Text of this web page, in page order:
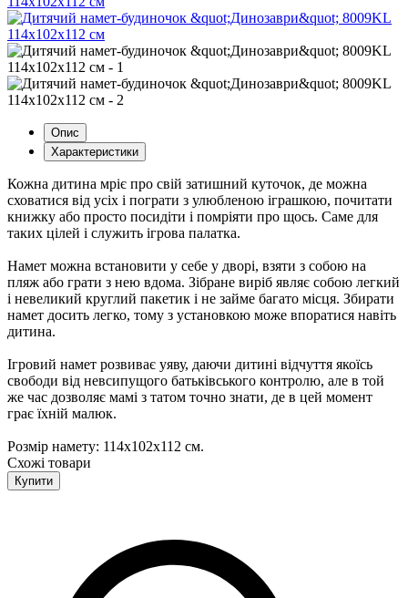
Опис
Характеристики
Кожна дитина мріє про свій затишний куточок, де можна
сховатися від усіх і пограти з улюбленою іграшкою, почитати
книжку або просто посидіти і помріяти про щось. Саме для
таких цілей і служить ігрова палатка.
Намет можна встановити у себе у дворі, взяти з собою на
пляж або грати з нею вдома. Зібране виріб являє собою легкий
і невеликий круглий пакетик і не займе багато місця. Збирати
намет досить легко, тому з установкою може впоратися навіть
дитина.
Ігровий намет розвиває уяву, даючи дитині відчуття якоїсь
свободи від невсипущого батьківського контролю, але в той
же час дозволяє мамі з татом точно знати, де в цей момент
грає їхній малюк.
Розмір намету: 114х102х112 см.
Схожі товари
Купити